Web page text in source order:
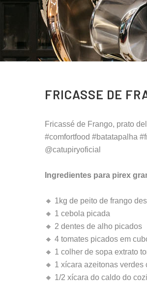
FRICASSE DE
Fricassé de Frango, prato
#comfortfood #batatapalha
@catupiryoficial
Ingredientes para pirex
🔸 1kg de peito de frango
🔸 1 cebola picada
🔸 2 dentes de alho picados
🔸 4 tomates picados em
🔸 1 colher de sopa extrato
🔸 1 xícara azeitonas verdes
🔸 1/2 xícara do caldo do